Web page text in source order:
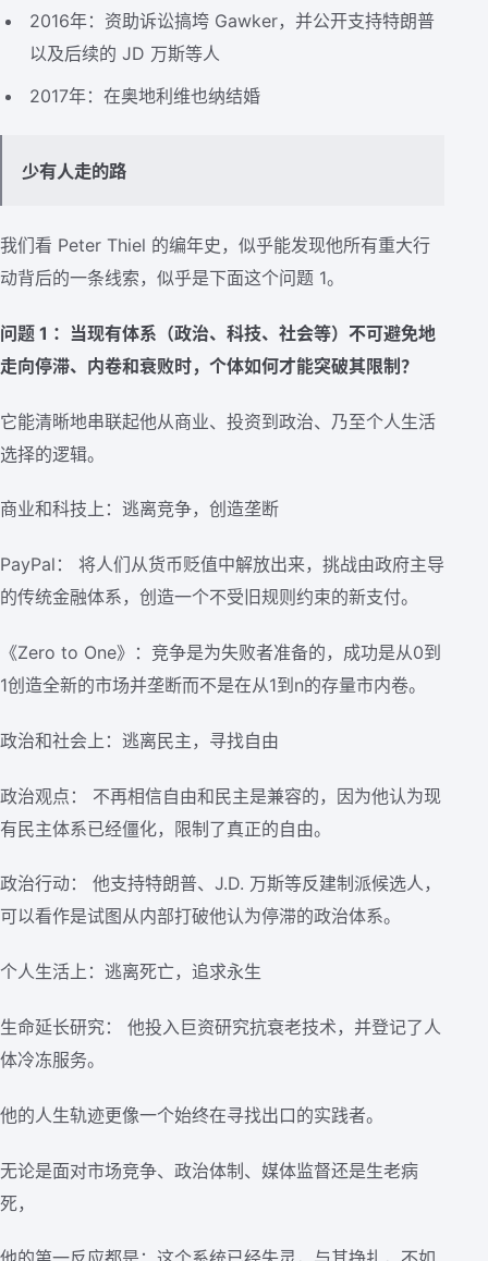
2016年：资助诉讼搞垮 Gawker，并公开支持特朗普
以及后续的 JD 万斯等人
2017年：在奥地利维也纳结婚
少有人走的路
我们看 Peter Thiel 的编年史，似乎能发现他所有重大行
动背后的一条线索，似乎是下面这个问题 1。
问题 1 ：当现有体系（政治、科技、社会等）不可避免地
走向停滞、内卷和衰败时，个体如何才能突破其限制？
它能清晰地串联起他从商业、投资到政治、乃至个人生活
选择的逻辑。
商业和科技上：逃离竞争，创造垄断
PayPal： 将人们从货币贬值中解放出来，挑战由政府主导
的传统金融体系，创造一个不受旧规则约束的新支付。
《Zero to One》：竞争是为失败者准备的，成功是从0到
1创造全新的市场并垄断而不是在从1到n的存量市内卷。
政治和社会上：逃离民主，寻找自由
政治观点： 不再相信自由和民主是兼容的，因为他认为现
有民主体系已经僵化，限制了真正的自由。
政治行动： 他支持特朗普、J.D. 万斯等反建制派候选人，
可以看作是试图从内部打破他认为停滞的政治体系。
个人生活上：逃离死亡，追求永生
生命延长研究： 他投入巨资研究抗衰老技术，并登记了人
体冷冻服务。
他的人生轨迹更像一个始终在寻找出口的实践者。
无论是面对市场竞争、政治体制、媒体监督还是生老病
死，